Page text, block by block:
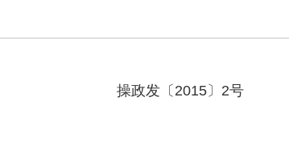
操政发〔2015〕2号